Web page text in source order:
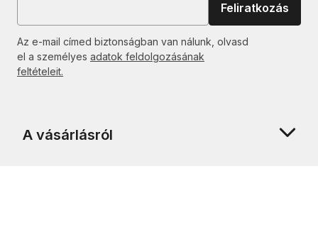
Feliratkozás
Az e-mail címed biztonságban van nálunk, olvasd
el a személyes adatok feldolgozásának
feltételeit.
A vásárlásról